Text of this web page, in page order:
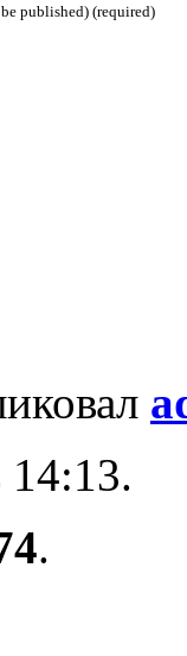
published) (required)
14:13.
.